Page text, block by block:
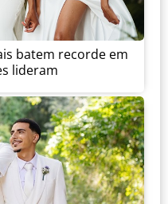
batem recorde em
lideram